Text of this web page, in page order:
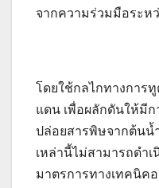
จากความร่วมมือระห
โดยใช้กลไกทางการ
แดน เพื่อผลักดันให้มี
ปล่อยสารพิษจากต้นน้
เหล่านี้ไม่สามารถดำ
มาตรการทางเทคนิคอ